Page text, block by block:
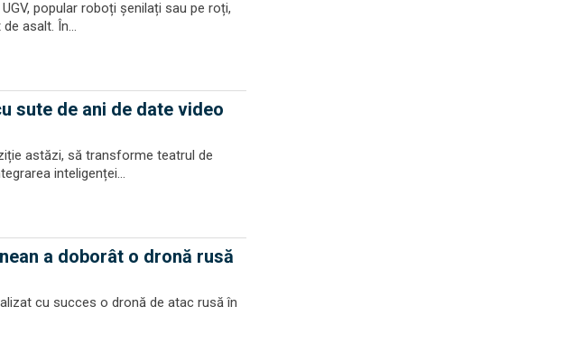
popular roboți șenilați sau pe roți,
asalt. În...
sute de ani de date video
astăzi, să transforme teatrul de
inteligenței...
a doborât o dronă rusă
cu succes o dronă de atac rusă în